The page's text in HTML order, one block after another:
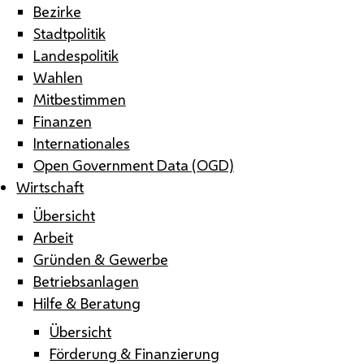
Bezirke
Stadtpolitik
Landespolitik
Wahlen
Mitbestimmen
Finanzen
Internationales
Open Government Data (OGD)
Wirtschaft
Übersicht
Arbeit
Gründen & Gewerbe
Betriebsanlagen
Hilfe & Beratung
Übersicht
Förderung & Finanzierung